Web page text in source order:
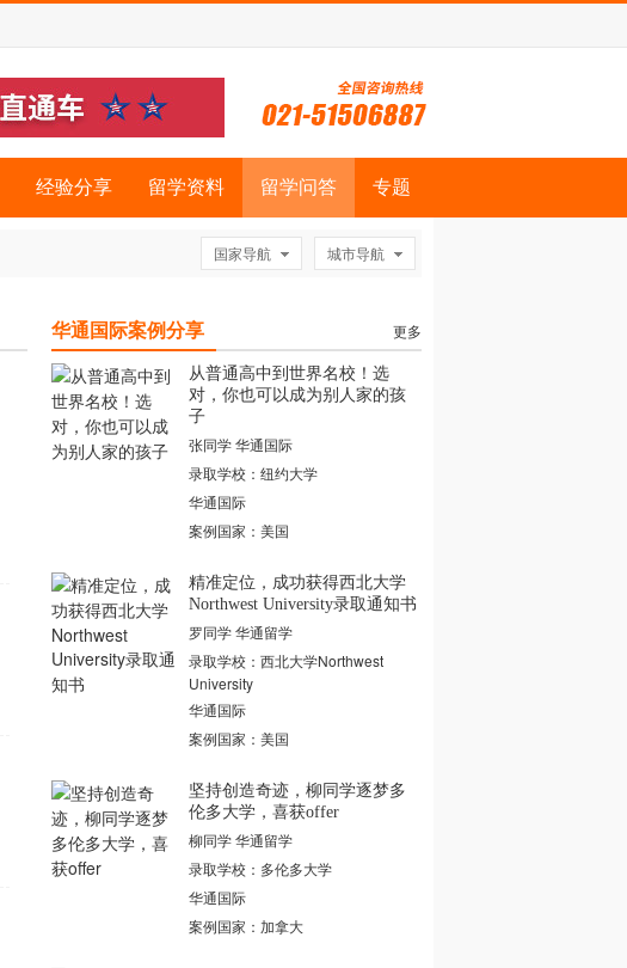
经验分享 留学资料 留学问答 专题
国家导航 城市导航
华通国际案例分享 更多
从普通高中到世界名校！选
对，你也可以成为别人家的孩
子
张同学 华通国际
录取学校：纽约大学
华通国际
案例国家：美国
精准定位，成功获得西北大学
Northwest University录取通知书
罗同学 华通留学
录取学校：西北大学Northwest
University
华通国际
案例国家：美国
坚持创造奇迹，柳同学逐梦多
伦多大学，喜获offer
柳同学 华通留学
录取学校：多伦多大学
华通国际
案例国家：加拿大